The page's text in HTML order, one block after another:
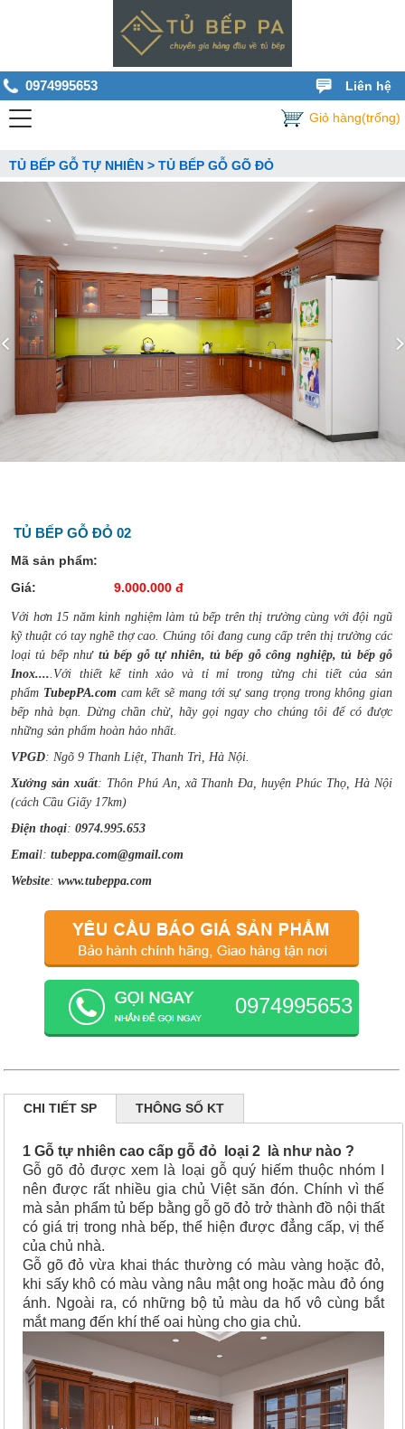
0974995653 Liên hệ
Giỏ hàng(trống)
TỦ BẾP GỖ TỰ NHIÊN > TỦ BẾP GỖ GÕ ĐỎ
TỦ BẾP GỖ ĐỎ 02
Mã sản phẩm:
Giá:
9.000.000 đ
Với hơn 15 năm kinh nghiệm làm tủ bếp trên thị trường cùng với đội ngũ
kỹ thuật có tay nghề thợ cao. Chúng tôi đang cung cấp trên thị trường các
loại tủ bếp như tủ bếp gỗ tự nhiên, tủ bếp gỗ công nghiệp, tủ bếp gỗ
Inox.....Với thiết kế tinh xảo và tỉ mỉ trong từng chi tiết của sản
phẩm TubepPA.com cam kết sẽ mang tới sự sang trọng trong không gian
bếp nhà bạn. Dừng chần chừ, hãy gọi ngay cho chúng tôi để có được
những sản phẩm hoàn hảo nhất.
VPGD: Ngõ 9 Thanh Liệt, Thanh Trì, Hà Nội.
Xưởng sản xuất: Thôn Phú An, xã Thanh Đa, huyện Phúc Thọ, Hà Nội
(cách Cầu Giấy 17km)
Điện thoại: 0974.995.653
Email: tubeppa.com@gmail.com
Website: www.tubeppa.com
0974995653
CHI TIẾT SP THÔNG SỐ KT
1 Gỗ tự nhiên cao cấp gỗ đỏ loại 2 là như nào ?
Gỗ gõ đỏ được xem là loại gỗ quý hiếm thuộc nhóm I
nên được rất nhiều gia chủ Việt săn đón. Chính vì thế
mà sản phẩm tủ bếp bằng gỗ gõ đỏ trở thành đồ nội thất
có giá trị trong nhà bếp, thể hiện được đẳng cấp, vị thế
của chủ nhà.
Gỗ gõ đỏ vừa khai thác thường có màu vàng hoặc đỏ,
khi sấy khô có màu vàng nâu mật ong hoặc màu đỏ óng
ánh. Ngoài ra, có những bộ tủ màu da hổ vô cùng bắt
mắt mang đến khí thế oai hùng cho gia chủ.